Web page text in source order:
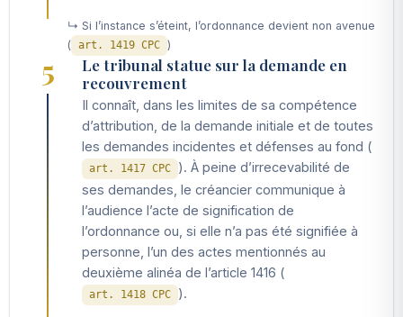
↳ Si l’instance s’éteint, l’ordonnance devient non avenue
( art. 1419 CPC )
5
Le tribunal statue sur la demande en
recouvrement
Il connaît, dans les limites de sa compétence
d’attribution, de la demande initiale et de toutes
les demandes incidentes et défenses au fond (
art. 1417 CPC
). À peine d’irrecevabilité de
ses demandes, le créancier communique à
l’audience l’acte de signification de
l’ordonnance ou, si elle n’a pas été signifiée à
personne, l’un des actes mentionnés au
deuxième alinéa de l’article 1416 (
art. 1418 CPC ).